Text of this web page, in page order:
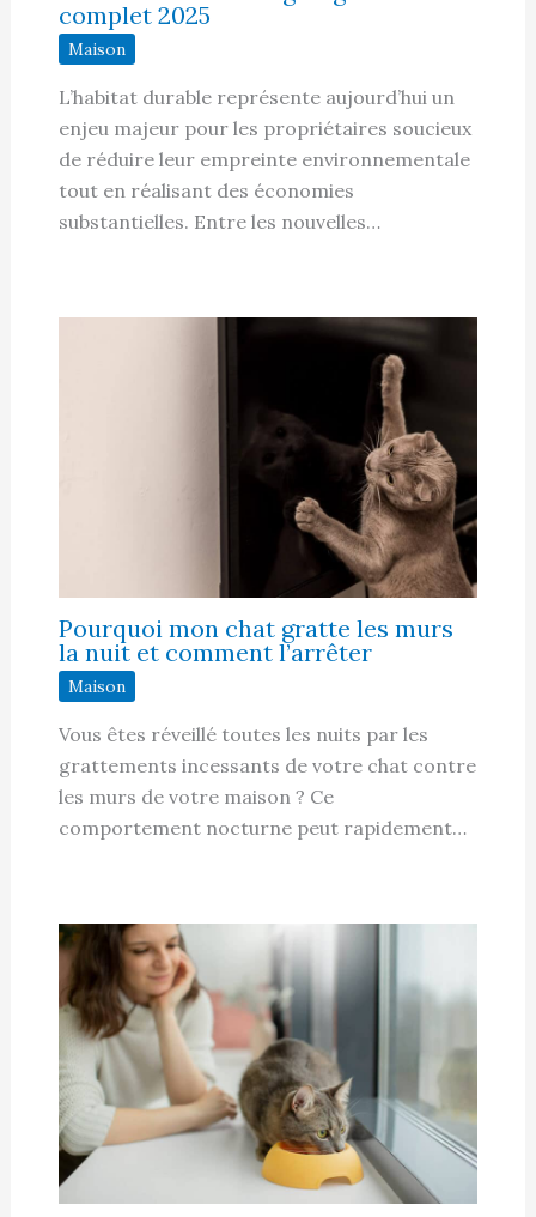
complet 2025
Maison
L’habitat durable représente aujourd’hui un
enjeu majeur pour les propriétaires soucieux
de réduire leur empreinte environnementale
tout en réalisant des économies
substantielles. Entre les nouvelles…
Pourquoi mon chat gratte les murs
la nuit et comment l’arrêter
Maison
Vous êtes réveillé toutes les nuits par les
grattements incessants de votre chat contre
les murs de votre maison ? Ce
comportement nocturne peut rapidement…